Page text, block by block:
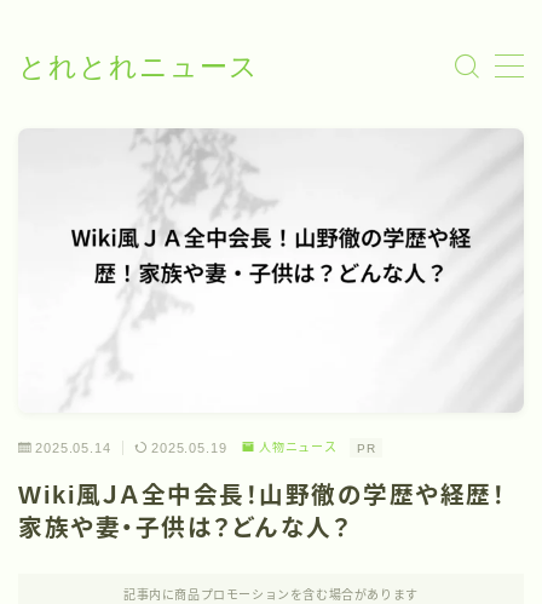
とれとれニュース
MENU
いろいろニュース
人物ニュース
お問い合わせ
2025.05.14 2025.05.19 人物ニュース PR
Wiki風ＪＡ全中会長！山野徹の学歴や経歴！
家族や妻・子供は？どんな人？
記事内に商品プロモーションを含む場合があります